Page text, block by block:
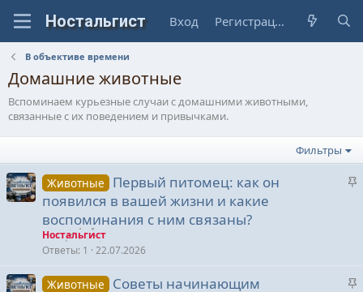
Вход Регистрация
В объективе времени
Домашние животные
Вспоминаем курьезные случаи с домашними животными,
связанные с их поведением и привычками.
Фильтры
З
л
Животные
Первый питомец: как он
появился в вашей жизни и какие
воспоминания с ним связаны?
Ностальгист
Ответы 1 22.07.2026
З
Животные
Советы начинающим